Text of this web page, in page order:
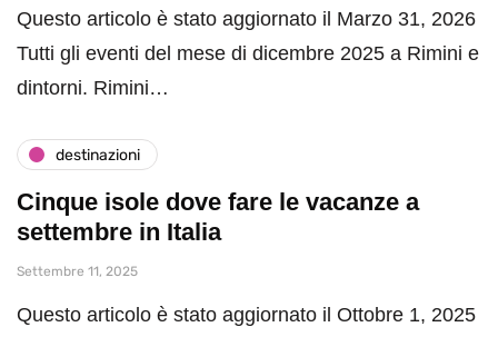
Questo articolo è stato aggiornato il Marzo 31, 2026
Tutti gli eventi del mese di dicembre 2025 a Rimini e
dintorni. Rimini…
destinazioni
Cinque isole dove fare le vacanze a
settembre in Italia
Settembre 11, 2025
Questo articolo è stato aggiornato il Ottobre 1, 2025